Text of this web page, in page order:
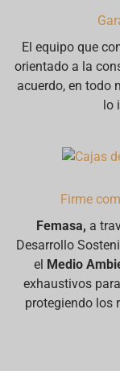
El equipo que
orientado a la
acuerdo, en todo
lo
Firme
Femasa, a
Desarrollo
el Medio
exhaustivos
protegiendo los